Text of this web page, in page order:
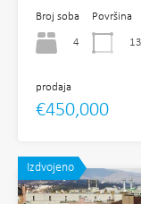
Broj soba
4
Površina
prodaja
€450,000
Izdvojeno